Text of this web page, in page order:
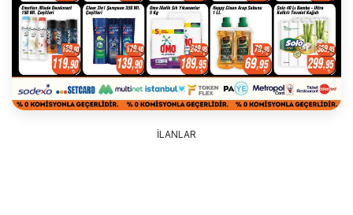
İLANLAR